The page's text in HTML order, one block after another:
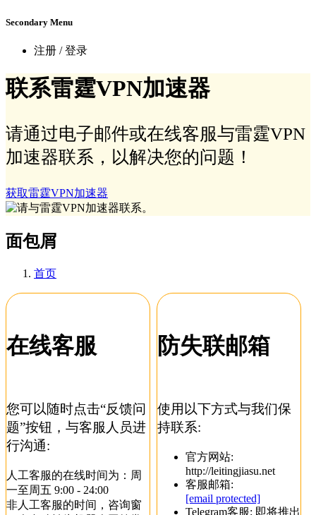
Secondary Menu
注册 / 登录
联系雷霆VPN加速器
请通过电子邮件或在线客服与雷霆VPN
加速器联系，以解决您的问题！
获取雷霆VPN加速器
面包屑
首页
在线客服
您可以随时点击“反馈问
题”按钮，与客服人员进
行沟通:
人工客服的在线时间为：周
一至周五 9:00 - 24:00
非人工客服的时间，咨询窗
防失联邮箱
使用以下方式与我们保
持联系:
官方网站:
http://leitingjiasu.net
客服邮箱:
[email protected]
Telegram客服: 即将推出